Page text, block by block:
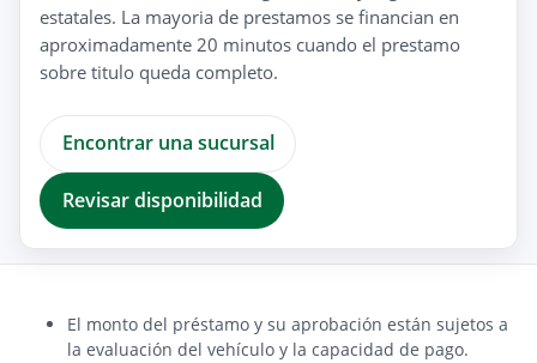
estatales. La mayoria de prestamos se financian en
aproximadamente 20 minutos cuando el prestamo
sobre titulo queda completo.
Encontrar una sucursal
Revisar disponibilidad
El monto del préstamo y su aprobación están sujetos a
la evaluación del vehículo y la capacidad de pago.